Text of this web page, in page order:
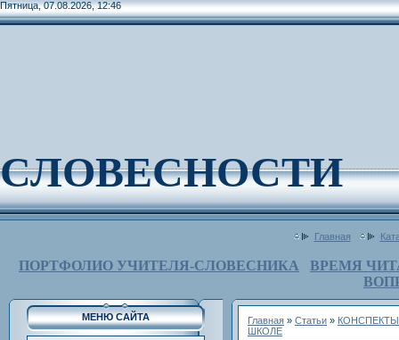
Пятница, 07.08.2026, 12:46
СЛОВЕСНОСТИ
Главная
ПОРТФОЛИО УЧИТЕЛЯ-СЛОВЕСНИКА
ВРЕМЯ
МЕНЮ САЙТА Главная » Статьи »
ШКОЛЕ